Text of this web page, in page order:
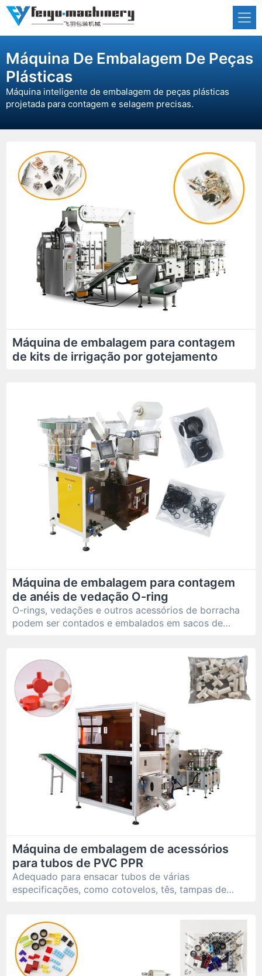
Pular
para
Máquina De Embalagem De Peças
Plásticas
Máquina inteligente de embalagem de peças plásticas
projetada para contagem e selagem precisas.
Máquina de embalagem para contagem
de kits de irrigação por gotejamento
Máquina de embalagem para contagem
de anéis de vedação O-ring
O-rings, vedações e outros acessórios de borracha
podem ser contados e embalados em sacos de
Máquina de embalagem de acessórios
para tubos de PVC PPR
Adequado para ensacar tubos de várias
especificações, como cotovelos, tês, tampas de